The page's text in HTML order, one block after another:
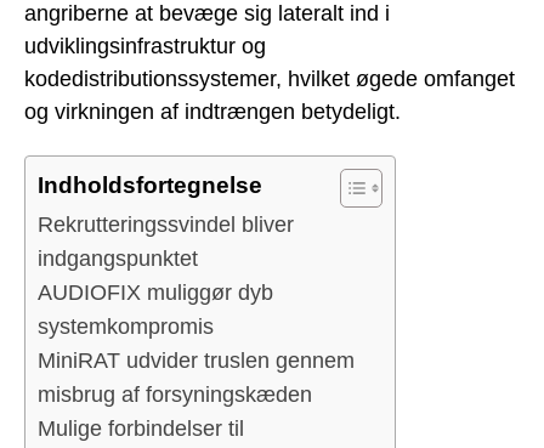
angriberne at bevæge sig lateralt ind i
udviklingsinfrastruktur og
kodedistributionssystemer, hvilket øgede omfanget
og virkningen af indtrængen betydeligt.
Indholdsfortegnelse
Rekrutteringssvindel bliver
indgangspunktet
AUDIOFIX muliggør dyb
systemkompromis
MiniRAT udvider truslen gennem
misbrug af forsyningskæden
Mulige forbindelser til